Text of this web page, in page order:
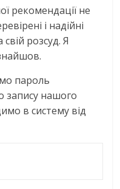
рекомендації не
і надійні
розсуд. Я
пароль
запису нашого
в систему від